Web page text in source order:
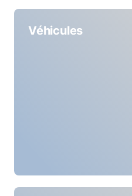
Véhicules